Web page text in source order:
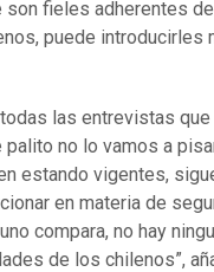
son fieles adherentes
puede introducirles
las entrevistas que
palito no lo vamos a
estando vigentes,
en materia de
compara, no hay
de los chilenos”,